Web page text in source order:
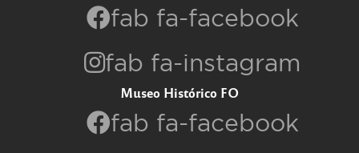
fab fa-facebook
fab fa-instagram
Museo Histórico FO
fab fa-facebook